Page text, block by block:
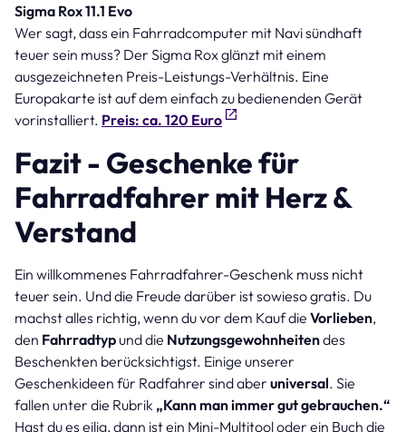
Sigma Rox 11.1 Evo
Wer sagt, dass ein Fahrradcomputer mit Navi sündhaft
teuer sein muss? Der Sigma Rox glänzt mit einem
ausgezeichneten Preis-Leistungs-Verhältnis. Eine
Europakarte ist auf dem einfach zu bedienenden Gerät
vorinstalliert. Preis: ca. 120 Euro
Fazit - Geschenke für
Fahrradfahrer mit Herz &
Verstand
Ein willkommenes Fahrradfahrer-Geschenk muss nicht
teuer sein. Und die Freude darüber ist sowieso gratis. Du
machst alles richtig, wenn du vor dem Kauf die Vorlieben,
den Fahrradtyp und die Nutzungsgewohnheitendes
Beschenkten berücksichtigst. Einige unserer
Geschenkideen für Radfahrer sind aber universal. Sie
fallen unter die Rubrik „Kann man immer gut gebrauchen.“
Hast du es eilig, dann ist ein Mini-Multitool oder ein Buch die